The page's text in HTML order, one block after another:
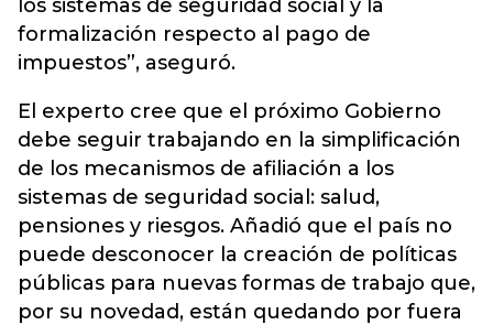
los sistemas de seguridad social y la
formalización respecto al pago de
impuestos”, aseguró.
El experto cree que el próximo Gobierno
debe seguir trabajando en la simplificación
de los mecanismos de afiliación a los
sistemas de seguridad social: salud,
pensiones y riesgos. Añadió que el país no
puede desconocer la creación de políticas
públicas para nuevas formas de trabajo que,
por su novedad, están quedando por fuera